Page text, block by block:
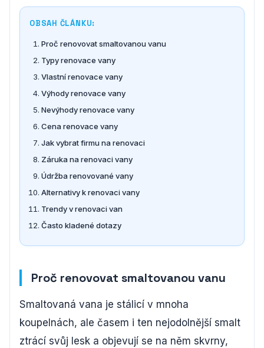
OBSAH ČLÁNKU:
Proč renovovat smaltovanou vanu
Typy renovace vany
Vlastní renovace vany
Výhody renovace vany
Nevýhody renovace vany
Cena renovace vany
Jak vybrat firmu na renovaci
Záruka na renovaci vany
Údržba renovované vany
Alternativy k renovaci vany
Trendy v renovaci van
Často kladené dotazy
Proč renovovat smaltovanou vanu
Smaltovaná vana je stálicí v mnoha
koupelnách, ale časem i ten nejodolnější smalt
ztrácí svůj lesk a objevují se na něm skvrny,